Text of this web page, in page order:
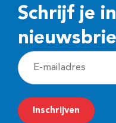
Schrijf je
E
-
m
a
Inschrijven